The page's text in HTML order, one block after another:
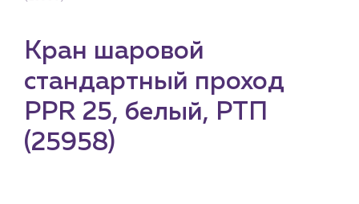
Кран шаровой
стандартный проход
PPR 25, белый, РТП
(25958)